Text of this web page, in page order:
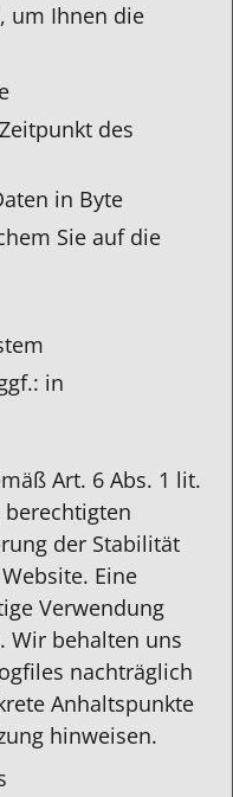
um Ihnen die
des
in Byte
Sie auf die
in
Art. 6 Abs. 1 lit.
berechtigten
der Stabilität
Eine
Verwendung
Wir behalten uns
nachträglich
Anhaltspunkte
hinweisen.